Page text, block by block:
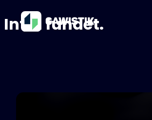
Intet fundet.